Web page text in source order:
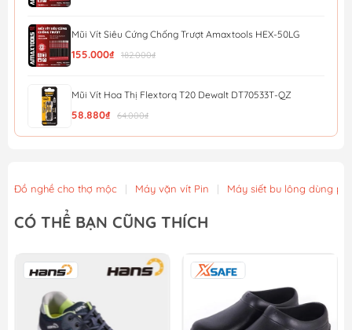
Mũi Vít Siêu Cứng Chống Trượt Amaxtools HEX-50LG
155.000₫ 182.000₫
Mũi Vít Hoa Thị Flextorq T20 Dewalt DT70533T-QZ
58.880₫ 64.000₫
Mũi Vít Chống Trượt Amaxtools HEX-75CT
49.900₫
Mũi Vít Chống Trượt Amaxtools HEX-65CT
Đồ nghề cho thợ mộc | Máy vặn vít Pin | Máy siết bu lông dùng pin
CÓ THỂ BẠN CŨNG THÍCH